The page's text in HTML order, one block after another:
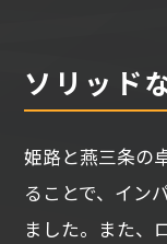
ソリッド
姫路と燕三条の
ることで、イン
ました。また、